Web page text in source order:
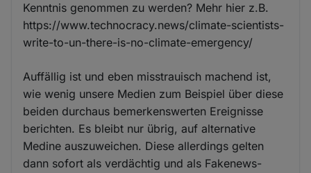
Kenntnis genommen zu werden? Mehr hier z.B.
https://www.technocracy.news/climate-scientists-
write-to-un-there-is-no-climate-emergency/
Auffällig ist und eben misstrauisch machend ist,
wie wenig unsere Medien zum Beispiel über diese
beiden durchaus bemerkenswerten Ereignisse
berichten. Es bleibt nur übrig, auf alternative
Medine auszuweichen. Diese allerdings gelten
dann sofort als verdächtig und als Fakenews-